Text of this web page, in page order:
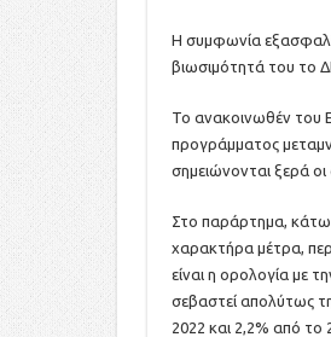
Η συμφωνία
βιωσιμότητά του το
Το ανακοινωθέν του
προγράμματος
σημειώνονται ξερά
Στο παράρτημα, κάτω
χαρακτήρα μέτρα,
είναι η ορολογία με
σεβαστεί απολύτως
2022 και 2,2% από το